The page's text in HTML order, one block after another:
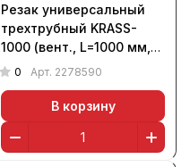
Резак универсальный
трехтрубный KRASS-
1000 (вент., L=1000 мм,
угол 75 гр)
0 Арт. 2278590
В корзину